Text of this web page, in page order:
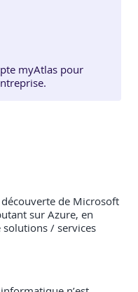
myAtlas pour
de Microsoft
sur Azure, en
solutions / services